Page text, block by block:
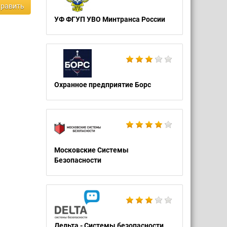
УФ ФГУП УВО Минтранса России
Охранное предприятие Борс
Московские Системы
Безопасности